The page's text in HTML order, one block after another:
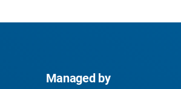
Managed by